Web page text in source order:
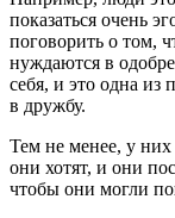
показаться очень
поговорить о том,
нуждаются в
себя, и это одна
в дружбу.
Тем не менее, у них
они хотят, и они
чтобы они могли